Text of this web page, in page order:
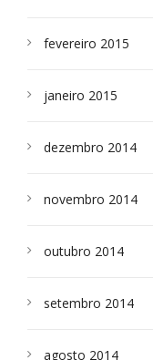
fevereiro 2015
janeiro 2015
dezembro 2014
novembro 2014
outubro 2014
setembro 2014
agosto 2014